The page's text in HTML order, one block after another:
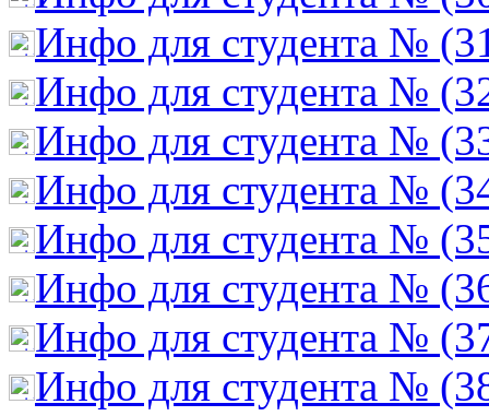
Инфо для студента №
Инфо для студента №
Инфо для студента №
Инфо для студента №
Инфо для студента №
Инфо для студента №
Инфо для студента №
Инфо для студента №